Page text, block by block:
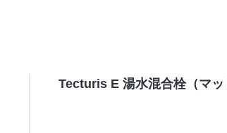
Tecturis E 湯水混合栓（マッ